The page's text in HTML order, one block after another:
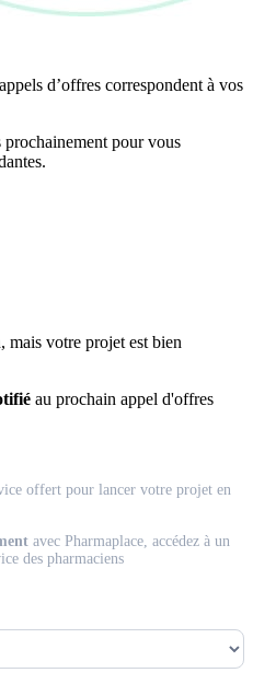
d’offres correspondent à vos
pour vous
mais votre projet est bien
au prochain appel d'offres
offert pour lancer votre projet en
avec Pharmaplace, accédez à un
des pharmaciens